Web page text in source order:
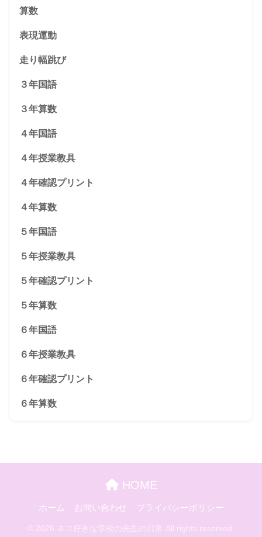
算数
表現運動
走り幅跳び
３年国語
３年算数
４年国語
４年授業教具
４年確認プリント
４年算数
５年国語
５年授業教具
５年確認プリント
５年算数
６年国語
６年授業教具
６年確認プリント
６年算数
HOME
ホーム お問い合わせ プライバシーポリシー
© 2026 ネコ好きな学校の先生の日常 All rights reserved.